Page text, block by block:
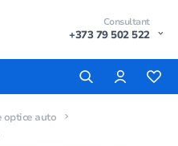
Consultant
+373 79 502 522
optice auto